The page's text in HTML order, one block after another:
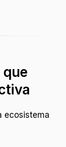
que
ecosistema